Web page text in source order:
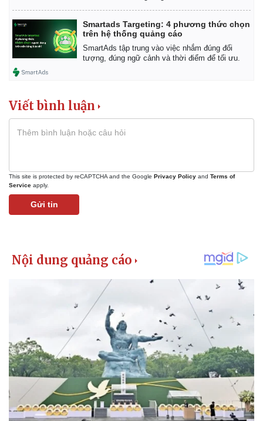
Tư vấn luật
Vũ khí
Phân tích
Smartads Targeting: 4 phương thức chọn
trên hệ thống quảng cáo
SmartAds tập trung vào việc nhắm đúng đối
tượng, đúng ngữ cảnh và thời điểm để tối ưu.
Viết bình luận
This site is protected by reCAPTCHA and the Google Privacy Policy and Terms of
Service apply.
Gửi tin